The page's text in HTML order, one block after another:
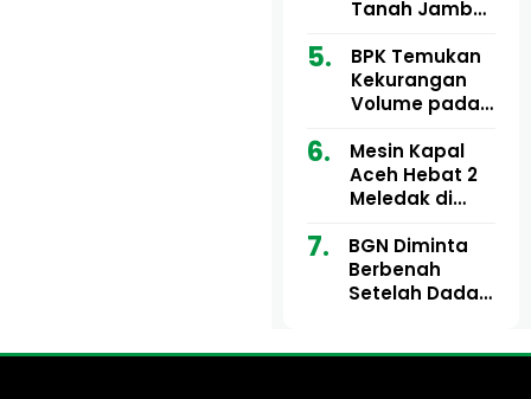
Ribu
Kini Didesak
Tanah Jambo
Miliar Tuai
Sorotan, Publik
Pertanyakan
Anggaran
BPK Temukan
Kekurangan
Volume pada
Aceh Utara
Tahun 2024,
Pengembalian
Sepenuhnya
Tuntas
Mesin Kapal
Aceh Hebat 2
Meledak di
Ulee Lheue, 14
Orang Derita
Luka Bakar
BGN Diminta
Berbenah
Setelah Dadan